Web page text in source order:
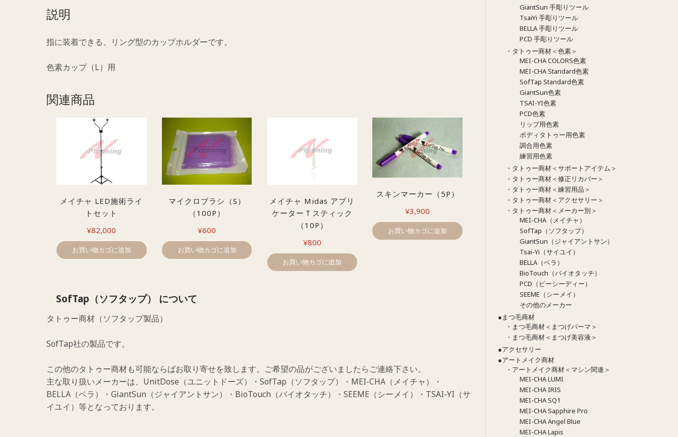
説明
指に装着できる、リング型のカップホルダーです。
色素カップ（L）用
関連商品
メイチャ LED施術ライ
トセット
¥82,000
お買い物カゴに追加
マイクロブラシ（S）
（100P）
¥600
お買い物カゴに追加
メイチャ Midas アプリ
ケーターＴスティック
（10P）
¥800
お買い物カゴに追加
スキンマーカー（5P）
¥3,900
お買い物カゴに追加
SofTap（ソフタップ） について
タトゥー商材（ソフタップ製品）
SofTap社の製品です。
この他のタトゥー商材も可能ならばお取り寄せを致します。ご希望の品がございましたらご連絡下さい。
主な取り扱いメーカーは、UnitDose（ユニットドーズ）・SofTap（ソフタップ）・MEI-CHA（メイチャ）・
BELLA（ベラ）・GiantSun（ジャイアントサン）・BioTouch（バイオタッチ）・SEEME（シーメイ）・TSAI-YI（サ
イユイ）等となっております。
GiantSun 手彫りツール
TsaiYi 手彫りツール
BELLA 手彫りツール
PCD 手彫りツール
・タトゥー商材＜色素＞
MEI-CHA COLORS色素
MEI-CHA Standard色素
SofTap Standard色素
GiantSun色素
TSAI-YI色素
PCD色素
リップ用色素
ボディタトゥー用色素
調合用色素
練習用色素
・タトゥー商材＜サポートアイテム＞
・タトゥー商材＜修正リカバー＞
・タトゥー商材＜練習用品＞
・タトゥー商材＜アクセサリー＞
・タトゥー商材＜メーカー別＞
MEI-CHA（メイチャ）
SofTap（ソフタップ）
GiantSun（ジャイアントサン）
Tsai-Yi（サイユイ）
BELLA（ベラ）
BioTouch（バイオタッチ）
PCD（ピーシーディー）
SEEME（シーメイ）
その他のメーカー
●まつ毛商材
・まつ毛商材＜まつげパーマ＞
・まつ毛商材＜まつげ美容液＞
●アクセサリー
●アートメイク商材
・アートメイク商材＜マシン関連＞
MEI-CHA LUMI
MEI-CHA IRIS
MEI-CHA SQ1
MEI-CHA Sapphire Pro
MEI-CHA Angel Blue
MEI-CHA Lapis